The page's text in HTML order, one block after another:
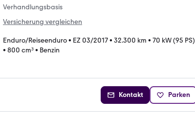
Verhandlungsbasis
Versicherung vergleichen
Enduro/Reiseenduro• EZ 03/2017• 32.300 km • 70 kW (95 PS)
• 800 cm³• Benzin
Kontakt Parken